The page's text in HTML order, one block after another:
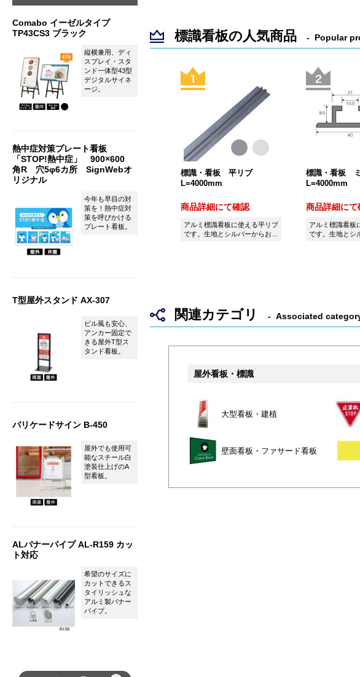
標識看板の人気商品 Popular
標識・看板 平リブ
L=4000mm
商品詳細にて確認
アルミ標識看板に使える平リブ
です。生地とシルバーからお選
標識・看板
L=4000mm
商品詳細にて
アルミ標識看板
です。生地とシ
関連カテゴリ Associated
屋外看板・標識
大型看板・建植
壁面看板・ファサード看板
Comabo イーゼルタイプ
TP43CS3 ブラック
縦横兼用、ディ
スプレイ・スタ
ンド一体型43型
デジタルサイネ
ージ。
熱中症対策プレート看板
「STOP!熱中症」 900×600
角R 穴5φ6カ所 SignWebオ
リジナル
今年も早目の対
策を！熱中症対
策を呼びかける
プレート看板。
T型屋外スタンド AX-307
ビル風も安心、
アンカー固定で
きる屋外T型ス
タンド看板。
バリケードサイン B-450
屋外でも使用可
能なスチール白
塗装仕上げのA
型看板。
ALバナーパイプ AL-R159 カッ
ト対応
希望のサイズに
カットできるス
タイリッシュな
アルミ製バナー
パイプ。